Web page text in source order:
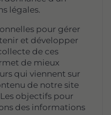
légales.
pour gérer
et développer
de ces
de mieux
qui viennent sur
de notre site
objectifs pour
des informations